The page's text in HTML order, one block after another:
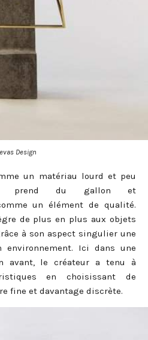
Design
un matériau lourd et peu
prend du gallon et
un élément de qualité.
de plus en plus aux objets
à son aspect singulier une
Ici dans une
avant, le créateur a tenu à
en choisissant de
fine et davantage discrète.